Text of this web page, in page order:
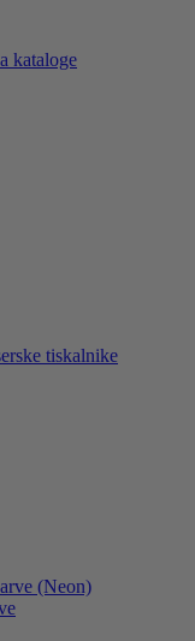
kataloge
tiskalnike
(Neon)